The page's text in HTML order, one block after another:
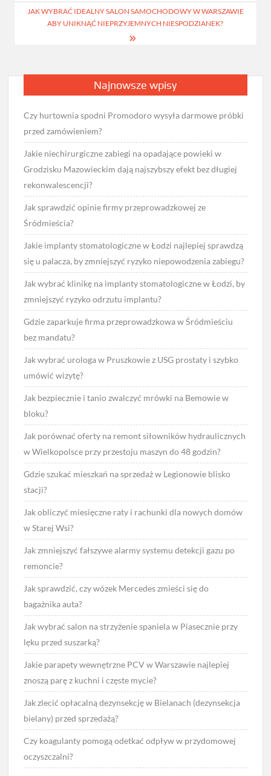
JAK WYBRAĆ IDEALNY SALON SAMOCHODOWY W WARSZAWIE
ABY UNIKNĄĆ NIEPRZYJEMNYCH NIESPODZIANEK?
Najnowsze wpisy
Czy hurtownia spodni Promodoro wysyła darmowe próbki
przed zamówieniem?
Jakie niechirurgiczne zabiegi na opadające powieki w
Grodzisku Mazowieckim dają najszybszy efekt bez długiej
rekonwalescencji?
Jak sprawdzić opinie firmy przeprowadzkowej ze
Śródmieścia?
Jakie implanty stomatologiczne w Łodzi najlepiej sprawdzą
się u palacza, by zmniejszyć ryzyko niepowodzenia zabiegu?
Jak wybrać klinikę na implanty stomatologiczne w Łodzi, by
zmniejszyć ryzyko odrzutu implantu?
Gdzie zaparkuje firma przeprowadzkowa w Śródmieściu
bez mandatu?
Jak wybrać urologa w Pruszkowie z USG prostaty i szybko
umówić wizytę?
Jak bezpiecznie i tanio zwalczyć mrówki na Bemowie w
bloku?
Jak porównać oferty na remont siłowników hydraulicznych
w Wielkopolsce przy przestoju maszyn do 48 godzin?
Gdzie szukać mieszkań na sprzedaż w Legionowie blisko
stacji?
Jak obliczyć miesięczne raty i rachunki dla nowych domów
w Starej Wsi?
Jak zmniejszyć fałszywe alarmy systemu detekcji gazu po
remoncie?
Jak sprawdzić, czy wózek Mercedes zmieści się do
bagażnika auta?
Jak wybrać salon na strzyżenie spaniela w Piasecznie przy
lęku przed suszarką?
Jakie parapety wewnętrzne PCV w Warszawie najlepiej
znoszą parę z kuchni i częste mycie?
Jak zlecić opłacalną dezynsekcję w Bielanach (dezynsekcja
bielany) przed sprzedażą?
Czy koagulanty pomogą odetkać odpływ w przydomowej
oczyszczalni?